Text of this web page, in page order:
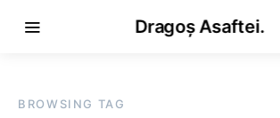
Dragoș Asaftei.
BROWSING TAG